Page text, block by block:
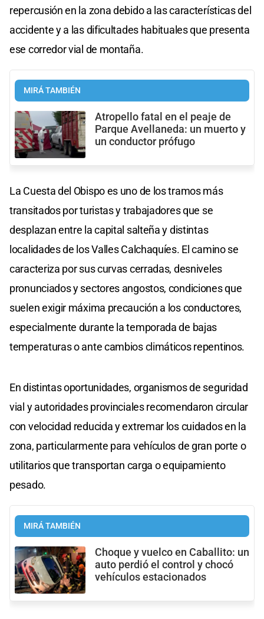
repercusión en la zona debido a las características del
accidente y a las dificultades habituales que presenta
ese corredor vial de montaña.
MIRÁ TAMBIÉN
Atropello fatal en el peaje de
Parque Avellaneda: un muerto y
un conductor prófugo
La Cuesta del Obispo es uno de los tramos más
transitados por turistas y trabajadores que se
desplazan entre la capital salteña y distintas
localidades de los Valles Calchaquíes. El camino se
caracteriza por sus curvas cerradas, desniveles
pronunciados y sectores angostos, condiciones que
suelen exigir máxima precaución a los conductores,
especialmente durante la temporada de bajas
temperaturas o ante cambios climáticos repentinos.
En distintas oportunidades, organismos de seguridad
vial y autoridades provinciales recomendaron circular
con velocidad reducida y extremar los cuidados en la
zona, particularmente para vehículos de gran porte o
utilitarios que transportan carga o equipamiento
pesado.
MIRÁ TAMBIÉN
Choque y vuelco en Caballito: un
auto perdió el control y chocó
vehículos estacionados